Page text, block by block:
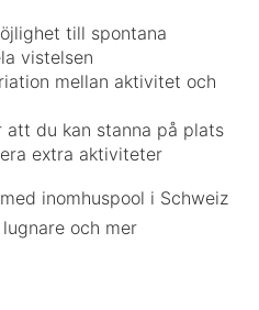
till spontana
vistelsen
mellan aktivitet och
att du kan stanna på plats
extra aktiviteter
inomhuspool i Schweiz
och mer